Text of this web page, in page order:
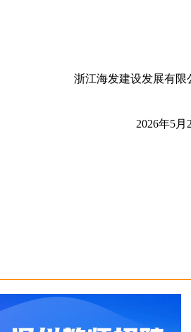
浙江海发建设发展有限
2026年5月